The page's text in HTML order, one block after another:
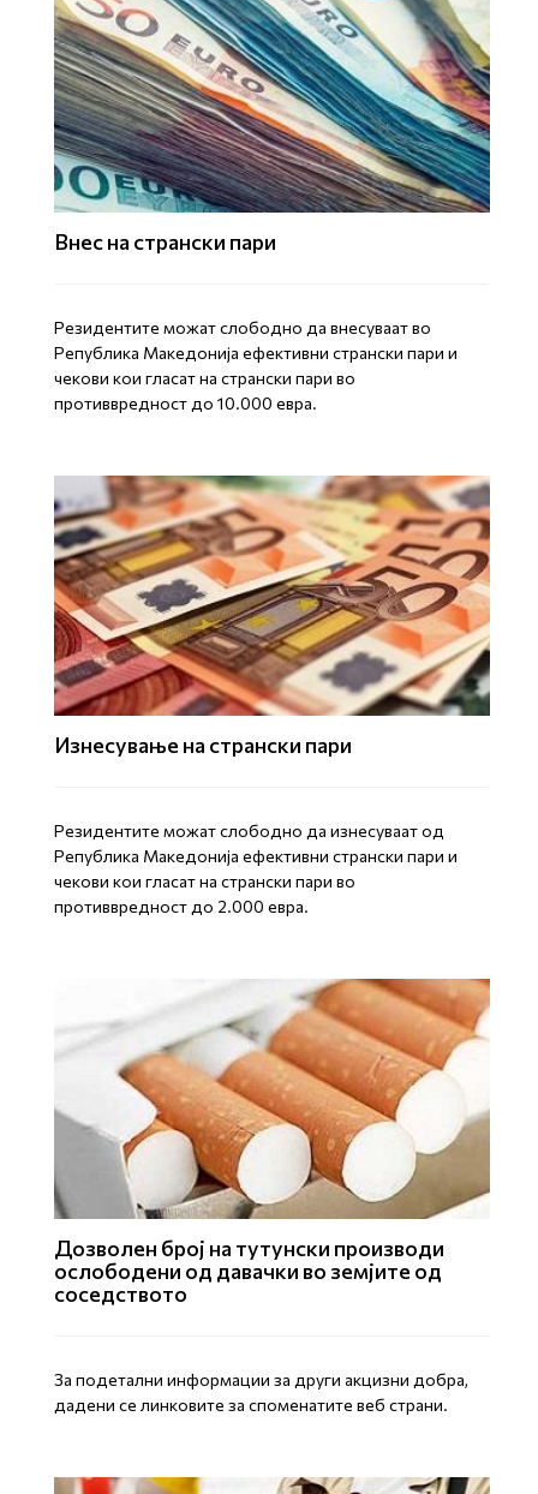
Внес на странски пари
Резидентите можат слободно да внесуваат во
Република Македонија ефективни странски пари и
чекови кои гласат на странски пари во
противвредност до 10.000 евра.
Изнесување на странски пари
Резидентите можат слободно да изнесуваат од
Република Македонија ефективни странски пари и
чекови кои гласат на странски пари во
противвредност до 2.000 евра.
Дозволен број на тутунски производи
ослободени од давачки во земјите од
соседството
За подетални информации за други акцизни добра,
дадени се линковите за споменатите веб страни.